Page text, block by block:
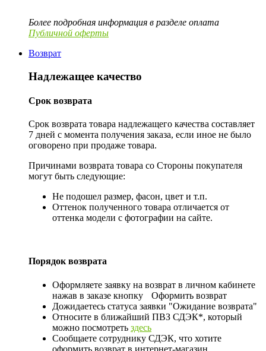
Более подробная информация в разделе оплата
Публичной оферты
Возврат
Надлежащее качество
Срок возврата
Срок возврата товара надлежащего качества составляет
7 дней с момента получения заказа, если иное не было
оговорено при продаже товара.
Причинами возврата товара со Стороны покупателя
могут быть следующие:
Не подошел размер, фасон, цвет и т.п.
Оттенок полученного товара отличается от
оттенка модели с фотографии на сайте.
Порядок возврата
Оформляете заявку на возврат в личном кабинете
нажав в заказе кнопку
Оформить возврат
Дожидаетесь статуса заявки "Ожидание возврата"
Относите в ближайший ПВЗ СДЭК*, который
можно посмотреть здесь
Сообщаете сотруднику СДЭК, что хотите
оформить возврат в интернет-магазин